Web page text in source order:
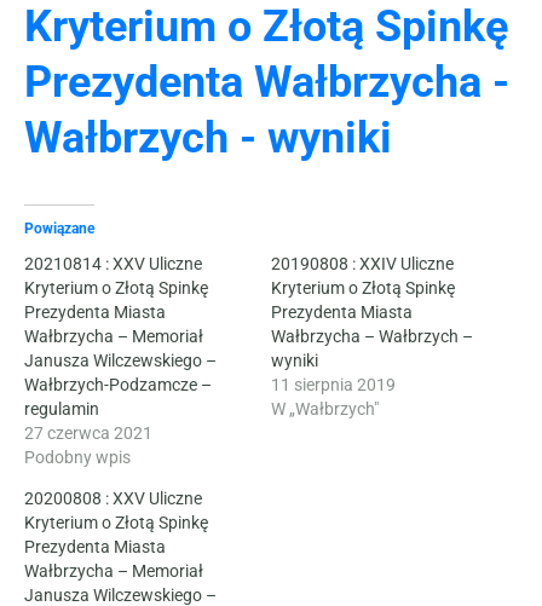
Kryterium o Złotą Spinkę
Prezydenta Wałbrzycha -
Wałbrzych - wyniki
Powiązane
20210814 : XXV Uliczne
Kryterium o Złotą Spinkę
Prezydenta Miasta
Wałbrzycha – Memoriał
Janusza Wilczewskiego –
Wałbrzych-Podzamcze –
regulamin
27 czerwca 2021
Podobny wpis
20190808 : XXIV Uliczne
Kryterium o Złotą Spinkę
Prezydenta Miasta
Wałbrzycha – Wałbrzych –
wyniki
11 sierpnia 2019
W „Wałbrzych"
20200808 : XXV Uliczne
Kryterium o Złotą Spinkę
Prezydenta Miasta
Wałbrzycha – Memoriał
Janusza Wilczewskiego –